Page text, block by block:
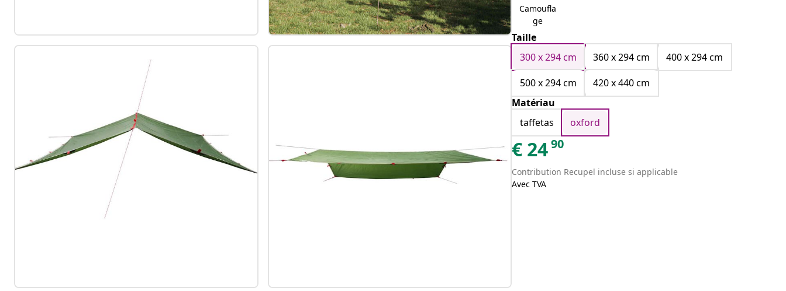
Camoufla
ge
Taille
300 x 294 cm
360 x 294 cm
400 x 294 cm
500 x 294 cm
420 x 440 cm
Matériau
taffetas
oxford
€ 2490
Contribution Recupel incluse si applicable
Avec TVA